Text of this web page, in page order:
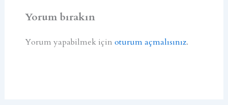
Yorum bırakın
Yorum yapabilmek için oturum açmalısınız.